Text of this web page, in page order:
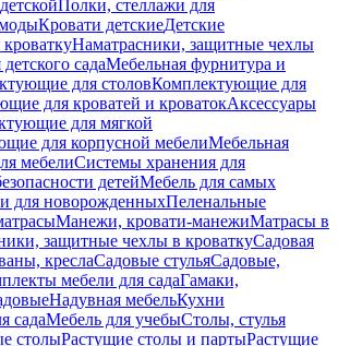
Полки, стеллажи для
Кровати детскиеДетские
Наматрасники, защитные чехлы
садаМебельная фурнитура и
для столовКомплектующие для
для кроватей и кроватокАксессуары
для мягкой
для корпусной мебелиМебельная
мебелиСистемы хранения для
детейМебель для самых
для новорожденныхПеленальные
Манежи, кровати-манежиМатрасы в
защитные чехлы в кроваткуСадовая
креслаСадовые стульяСадовые,
мебели для садаГамаки,
Надувная мебельКухни
садаМебель для учебыСтолы, стулья
столыРастущие столы и партыРастущие